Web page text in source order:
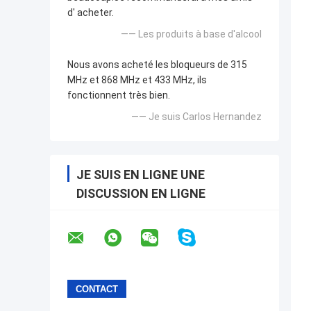
d' acheter.
—— Les produits à base d'alcool
Nous avons acheté les bloqueurs de 315
MHz et 868 MHz et 433 MHz, ils
fonctionnent très bien.
—— Je suis Carlos Hernandez
JE SUIS EN LIGNE UNE
DISCUSSION EN LIGNE